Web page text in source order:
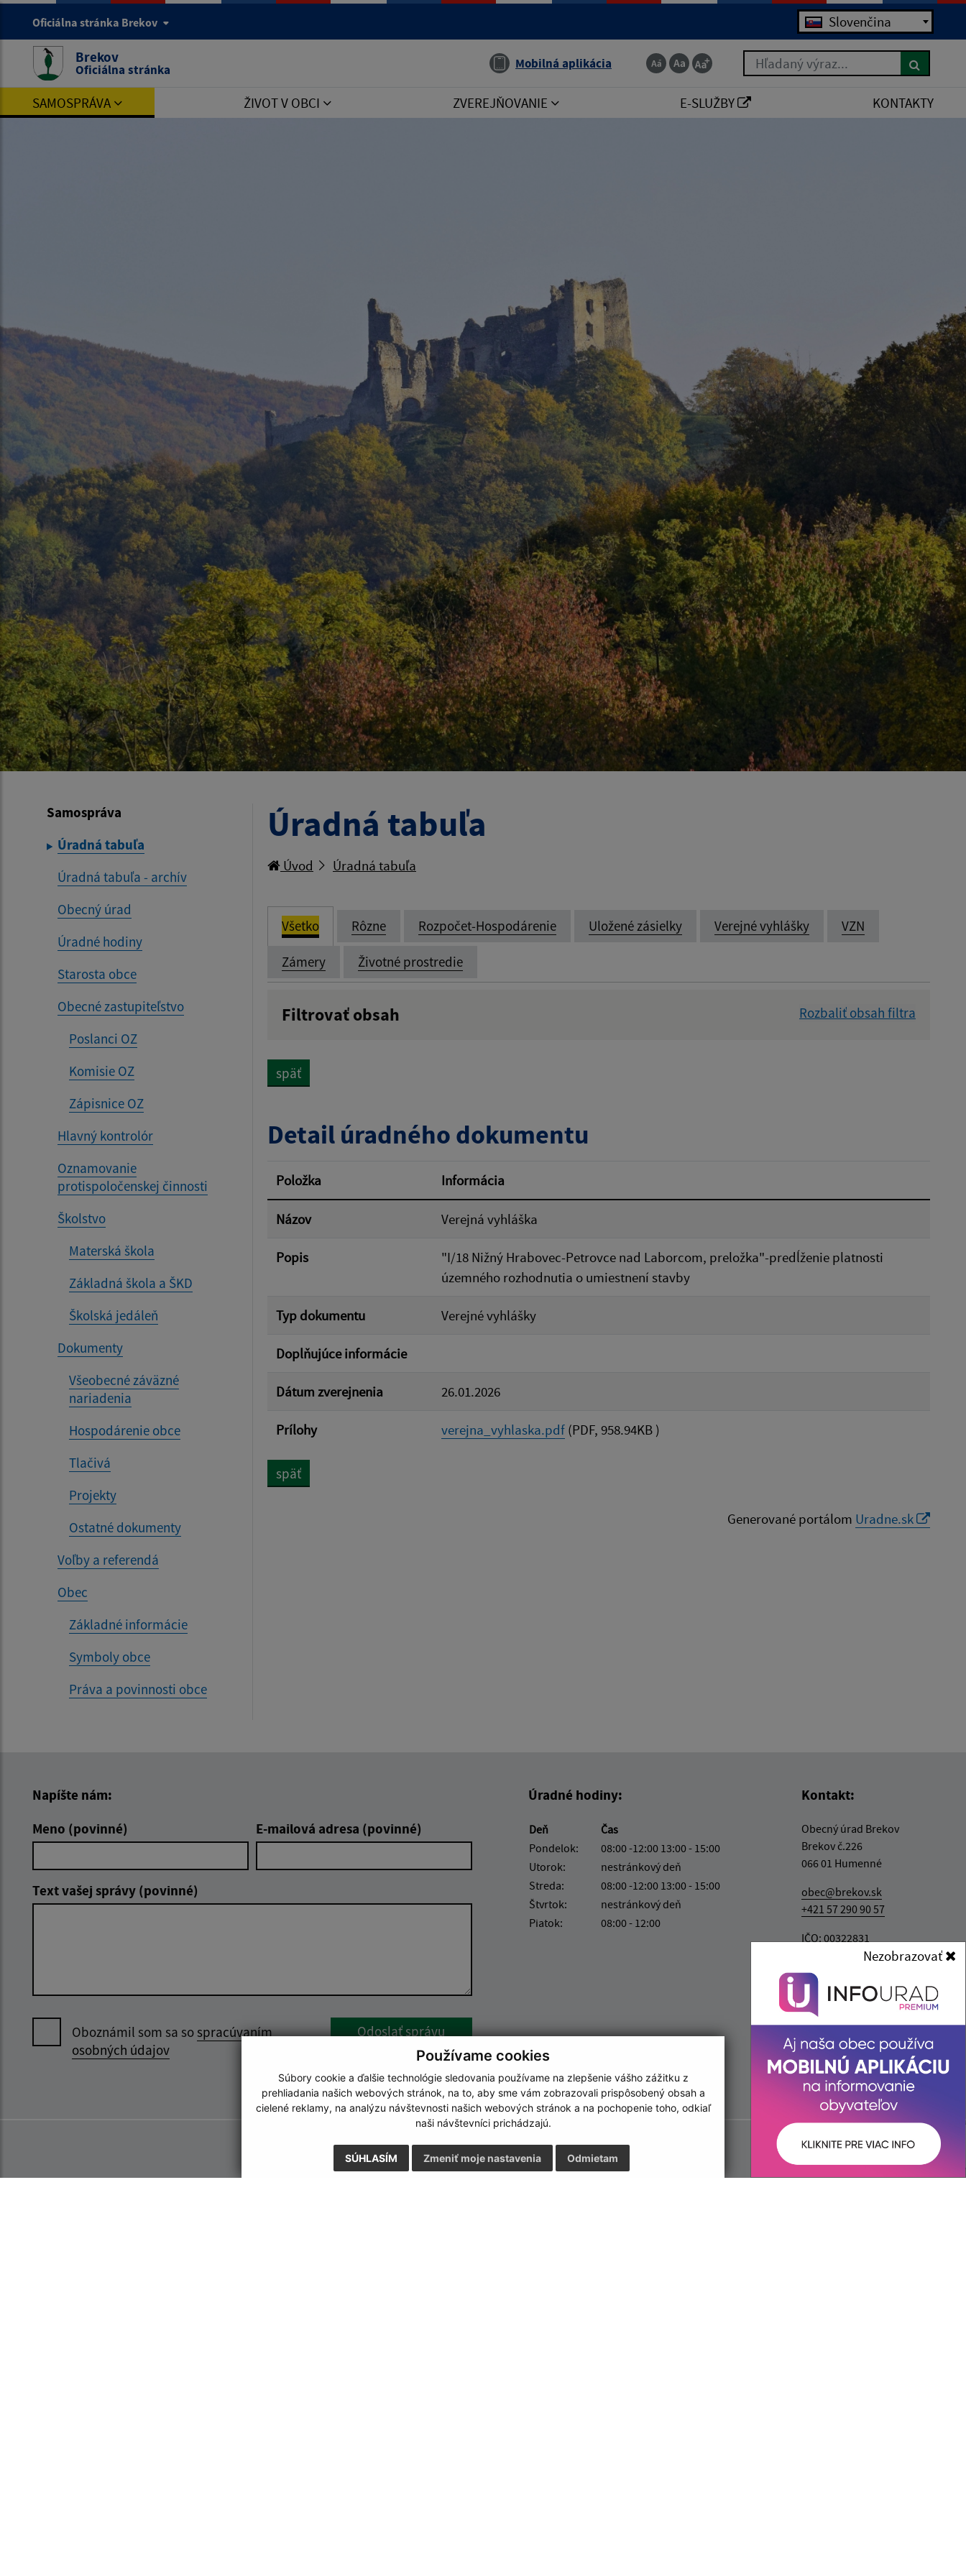
Používame cookies
Súbory cookie a ďalšie technológie sledovania používame na zlepšenie vášho zážitku z
prehliadania našich webových stránok, na to, aby sme vám zobrazovali prispôsobený obsah a
cielené reklamy, na analýzu návštevnosti našich webových stránok a na pochopenie toho, odkiaľ
naši návštevníci prichádzajú.
SÚHLASÍM Odmietam
Zmeniť moje nastavenia
Oficiálna stránka Brekov Slovenčina
Brekov
Oficiálna stránka Mobilná aplikácia Hľadaný výraz...
SAMOSPRÁVA ŽIVOT V OBCI ZVEREJŇOVANIE E-SLUŽBY KONTAKTY
Samospráva
Úradná tabuľa
Úradná tabuľa - archív
Obecný úrad
Úradné hodiny
Starosta obce
Obecné zastupiteľstvo
Poslanci OZ
Komisie OZ
Zápisnice OZ
Hlavný kontrolór
Oznamovanie
protispoločenskej činnosti
Školstvo
Materská škola
Základná škola a ŠKD
Školská jedáleň
Dokumenty
Všeobecné záväzné
nariadenia
Hospodárenie obce
Tlačivá
Projekty
Ostatné dokumenty
Voľby a referendá
Obec
Základné informácie
Symboly obce
Práva a povinnosti obce
Úradná tabuľa
Úvod Úradná tabuľa
Všetko Rôzne Rozpočet-Hospodárenie Uložené zásielky Verejné vyhlášky VZN
Zámery Životné prostredie
Filtrovať obsah Rozbaliť obsah filtra
Filtrovať
späť
Detail úradného dokumentu
Položka Informácia
Názov Verejná vyhláška
Popis
"I/18 Nižný Hrabovec-Petrovce nad Laborcom, preložka"-predĺženie platnosti
územného rozhodnutia o umiestnení stavby
Typ dokumentu Verejné vyhlášky
Doplňujúce informácie
Dátum zverejnenia 26.01.2026
Prílohy verejna_vyhlaska.pdf (PDF, 958.94KB )
späť
Generované portálom Uradne.sk
Napíšte nám:
Meno (povinné)
E-mailová adresa (povinné)
Text vašej správy (povinné)
Oboznámil som sa sospracúvaním
osobných údajov
Odoslať správu
Úradné hodiny:
Deň
Čas
Pondelok:
08:00 -12:00 13:00 - 15:00
Utorok:
nestránkový deň
Streda:
08:00 -12:00 13:00 - 15:00
Štvrtok:
nestránkový deň
Piatok:
08:00 - 12:00
Kontakt:
Obecný úrad Brekov
Brekov č.226
066 01 Humenné
obec@brekov.sk
+421 57 290 90 57
IČO: 00322831
Nezobrazovať